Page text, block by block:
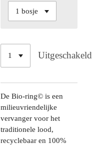
Uitgeschakeld
De Bio-ring© is een
milieuvriendelijke
vervanger voor het
traditionele lood,
recyclebaar en 100%